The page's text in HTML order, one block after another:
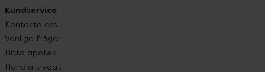
Kundservice
Kontakta oss
Vanliga frågor
Hitta apotek
Handla tryggt